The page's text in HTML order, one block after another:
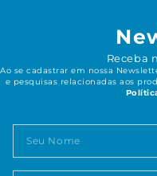
Receba
Ao se cadastrar em nossa
e pesquisas relacionadas aos